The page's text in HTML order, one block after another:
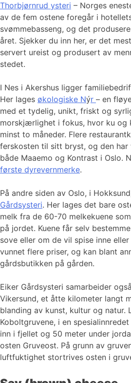
Thorbjørnrud ysteri – Norges
av de fem ostene foregår i
svømmebasseng, og det
året. Sjekker du inn her, er det
servert ureist og produsert av
stedet.
I Nes i Akershus ligger
Her lages økologiske Nýr – en
med et tydelig, unikt, friskt og
morskjærlighet i fokus, hvor ku og
minst to måneder. Flere
ferskosten til sitt bryst, og den
både Maaemo og Kontrast i Oslo.
første dyrevernmerke.
På andre siden av Oslo, i
Gårdsysteri. Her lages det bare
melk fra de 60-70 melkekuene
på jordet. Kuene får selv
sove eller om de vil spise inne
vunnet flere priser, og kan blant
gårdsbutikken på gården.
Eiker Gårdsysteri samarbeider
Vikersund, et åtte kilometer langt
blanding av kunst, kultur og natur.
Koboltgruvene, i en
inn i fjellet og 50 meter under
osten Gruveost. På grunn av
luftfuktighet stortrives osten i